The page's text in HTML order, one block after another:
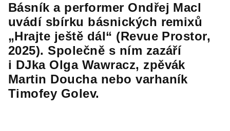
Básník a performer Ondřej Macl
uvádí sbírku básnických remixů
„Hrajte ještě dál“ (Revue Prostor,
2025). Společně s ním zazáří
i DJka Olga Wawracz, zpěvák
Martin Doucha nebo varhaník
Timofey Golev.